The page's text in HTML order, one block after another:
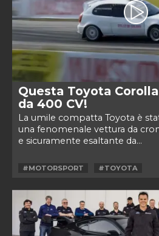
Questa Toyota
da 400 CV!
La umile compatta Toyota è
una fenomenale vettura da
e sicuramente esaltante da...
#MOTORSPORT #TOYOTA